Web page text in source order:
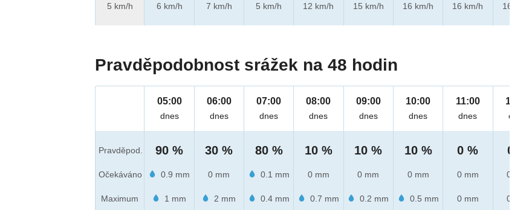
5 km/h
6 km/h
7 km/h
5 km/h
12 km/h
15 km/h
16 km/h
16 km/h
16 km/h
Pravděpodobnost srážek na 48 hodin
Pravděpod.
Očekáváno
Maximum
05:00
dnes
90 %
0.9 mm
1 mm
06:00
dnes
30 %
0 mm
2 mm
07:00
dnes
80 %
0.1 mm
0.4 mm
08:00
dnes
10 %
0 mm
0.7 mm
09:00
dnes
10 %
0 mm
0.2 mm
10:00
dnes
10 %
0 mm
0.5 mm
11:00
dnes
0 %
0 mm
0 mm
12:00
dnes
0 %
0 mm
0 mm